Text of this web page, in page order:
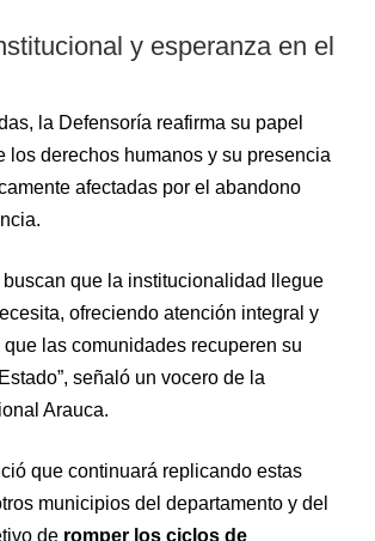
y esperanza en el
la Defensoría reafirma su papel
los derechos humanos y su presencia
afectadas por el abandono
buscan que la institucionalidad llegue
ofreciendo atención integral y
las comunidades recuperen su
señaló un vocero de la
Arauca.
que continuará replicando estas
municipios del departamento y del
de romper los ciclos de